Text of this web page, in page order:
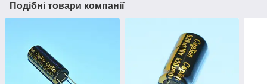
Подібні товари компанії